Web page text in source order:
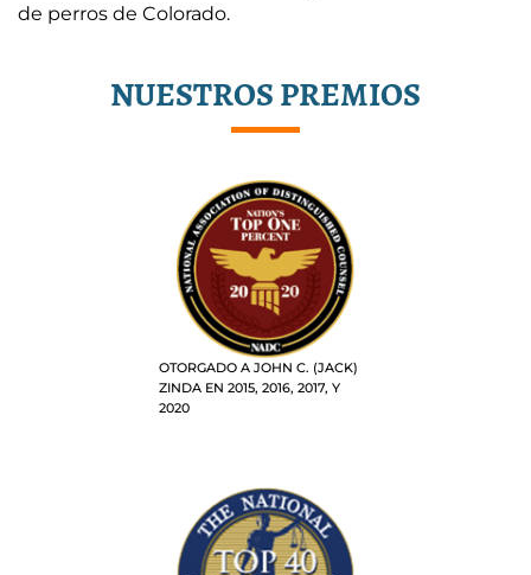
de perros de Colorado.
NUESTROS PREMIOS
OTORGADO A JOHN C. (JACK)
ZINDA EN 2015, 2016, 2017, Y
2020